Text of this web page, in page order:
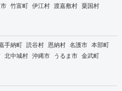
竹富町 伊江村 渡嘉敷村 粟国村
手納町 読谷村 恩納村 名護市 本部町
北中城村 沖縄市 うるま市 金武町